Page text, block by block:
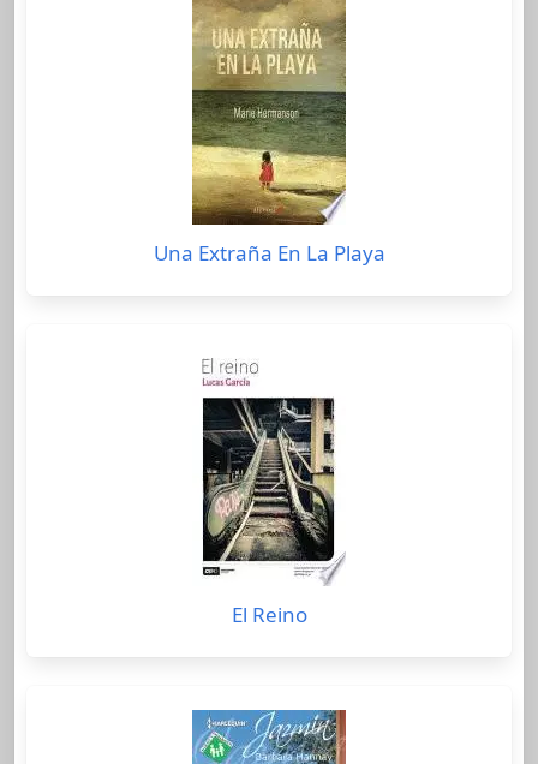
Una Extraña En La Playa
El Reino